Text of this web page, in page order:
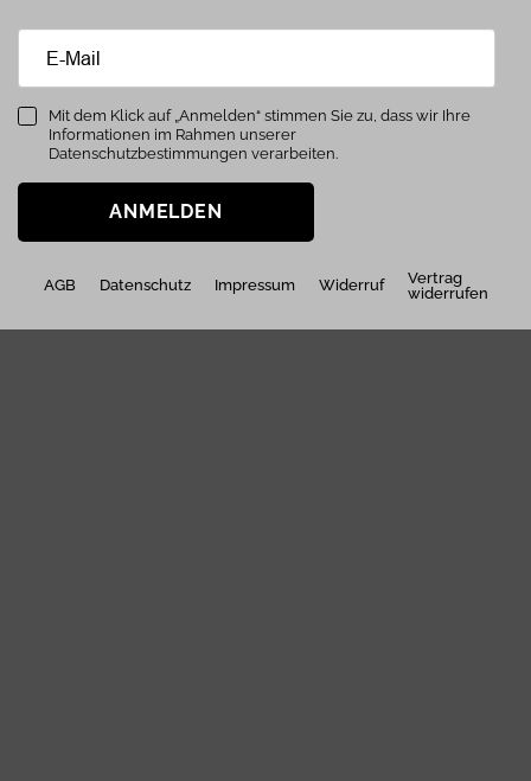
Mit dem Klick auf „Anmelden“ stimmen Sie zu, dass wir Ihre
Informationen im Rahmen unserer
Datenschutzbestimmungen verarbeiten.
ANMELDEN
AGB Datenschutz Impressum Widerruf
Vertrag
widerrufen